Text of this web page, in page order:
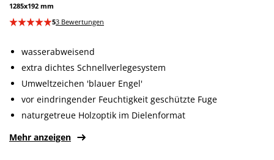
1285x192 mm
53 Bewertungen
wasserabweisend
extra dichtes Schnellverlegesystem
Umweltzeichen 'blauer Engel'
vor eindringender Feuchtigkeit geschützte Fuge
naturgetreue Holzoptik im Dielenformat
Mehr anzeigen